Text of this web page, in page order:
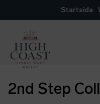
Startsida
2nd Step